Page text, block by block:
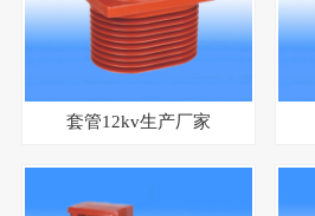
套管12kv生产厂家